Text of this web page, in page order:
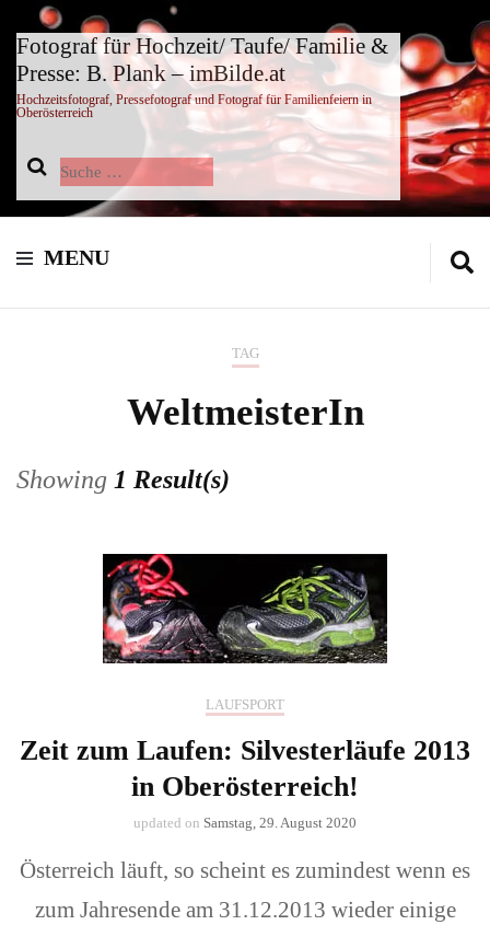
Fotograf für Hochzeit/ Taufe/ Familie &
Presse: B. Plank – imBilde.at
Hochzeitsfotograf, Pressefotograf und Fotograf für Familienfeiern in
Oberösterreich
Suche
nach:
MENU
TAG
WeltmeisterIn
Showing 1 Result(s)
LAUFSPORT
Zeit zum Laufen: Silvesterläufe 2013
in Oberösterreich!
updated on Samstag, 29. August 2020
Österreich läuft, so scheint es zumindest wenn es
zum Jahresende am 31.12.2013 wieder einige